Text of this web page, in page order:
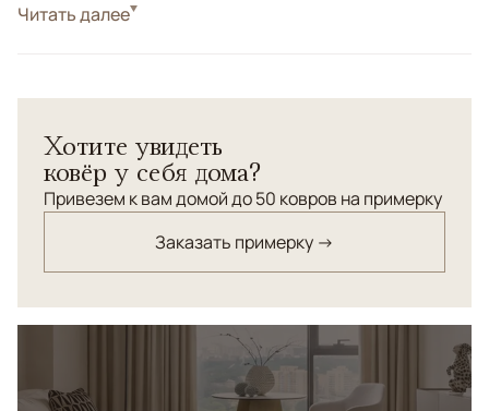
СтильКлассические
Читать далее
Хотите увидеть
ковёр у себя дома?
Привезем к вам домой до 50 ковров на примерку
Заказать примерку →